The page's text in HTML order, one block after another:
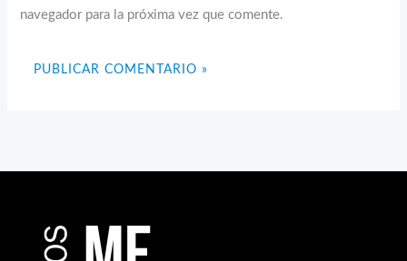
navegador para la próxima vez que comente.